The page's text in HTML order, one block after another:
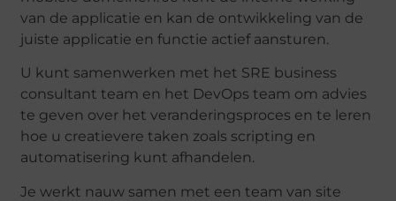
van de applicatie en kan de ontwikkeling van de
juiste applicatie en functie actief aansturen.
U kunt samenwerken met het SRE business
consultant team en het DevOps team om advies
te geven over het veranderingsproces en te leren
hoe u creatievere taken zoals scripting en
automatisering kunt afhandelen.
Je werkt nauw samen met een team van site